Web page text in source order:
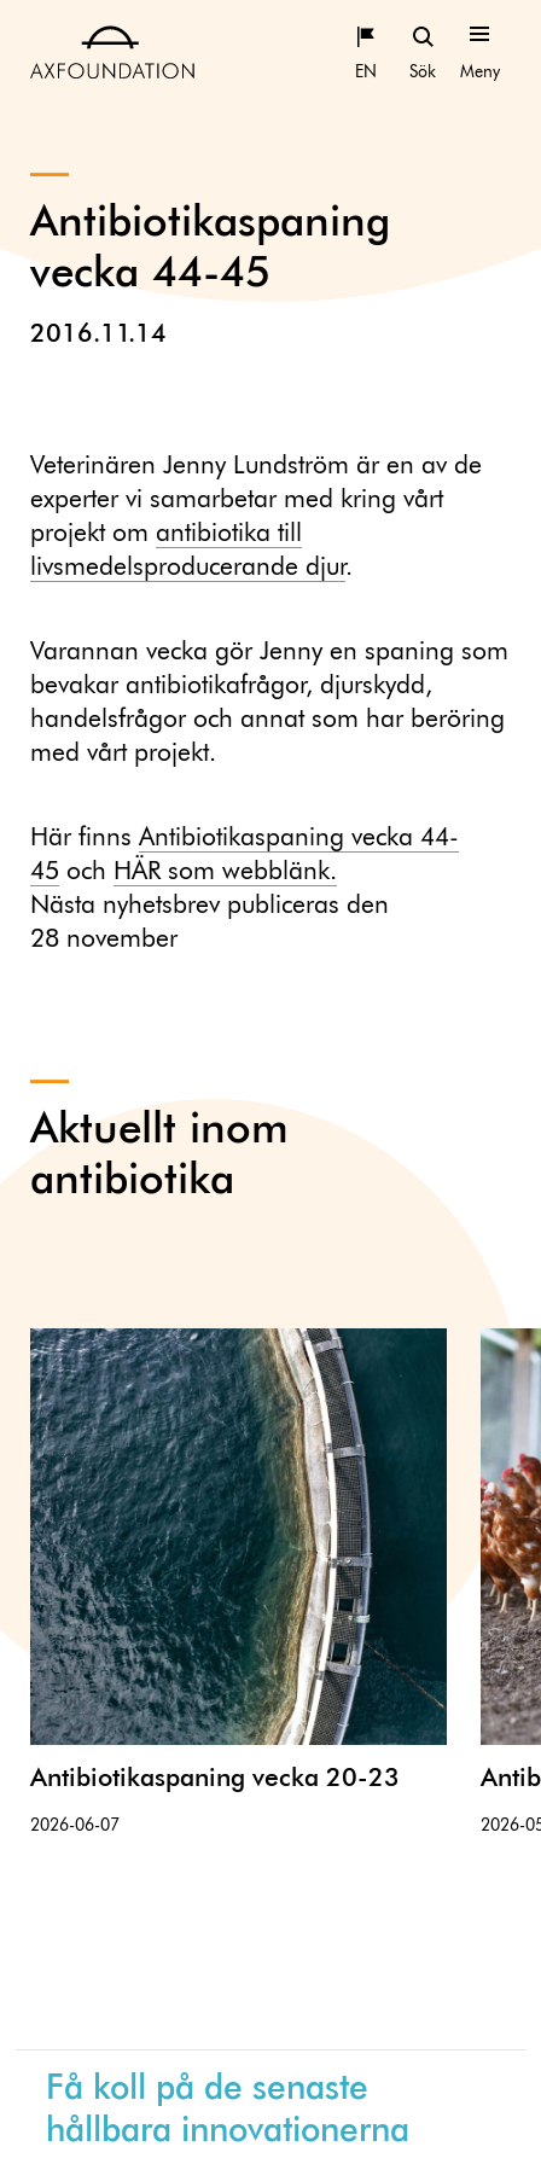
EN Sök Meny
Antibiotikaspaning
vecka 44-45
2016.11.14
Veterinären Jenny Lundström är en av de
experter vi samarbetar med kring vårt
projekt om antibiotika till
livsmedelsproducerande djur.
Varannan vecka gör Jenny en spaning som
bevakar antibiotikafrågor, djurskydd,
handelsfrågor och annat som har beröring
med vårt projekt.
Här finns Antibiotikaspaning vecka 44-
45 och HÄR som webblänk.
Nästa nyhetsbrev publiceras den
28 november
Aktuellt inom
antibiotika
Antibiotikaspaning vecka 20-23
2026-06-07 2026-
Få koll på de senaste
hållbara innovationerna